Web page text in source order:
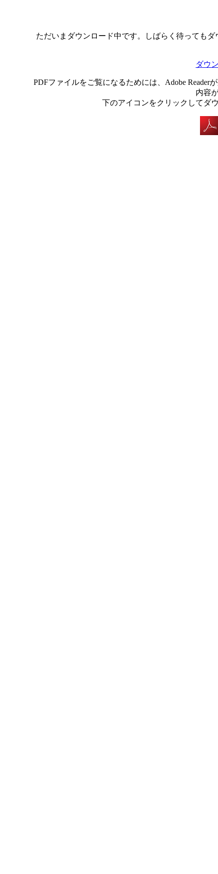
ただいまダウンロード中です。しばらく待っても
ダウ
PDFファイルをご覧になるためには、Adobe
内容
下のアイコンをクリックしてダ